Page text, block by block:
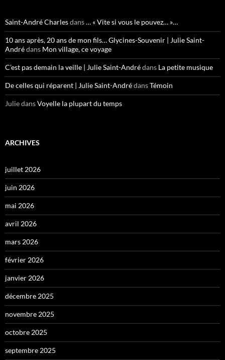
Saint-André Charlesdans… « Vite si vous le pouvez… »…
10 ans après, 20 ans de mon fils… Glycines-Souvenir | Julie Saint-
Andrédans Mon village, ce voyage
C’est pas demain la veille | Julie Saint-Andrédans La petite musique
De celles qui réparent | Julie Saint-AndrédansTémoin
JuliedansVoyelle la plupart du temps
ARCHIVES
juillet 2026
juin 2026
mai 2026
avril 2026
mars 2026
février 2026
janvier 2026
décembre 2025
novembre 2025
octobre 2025
septembre 2025